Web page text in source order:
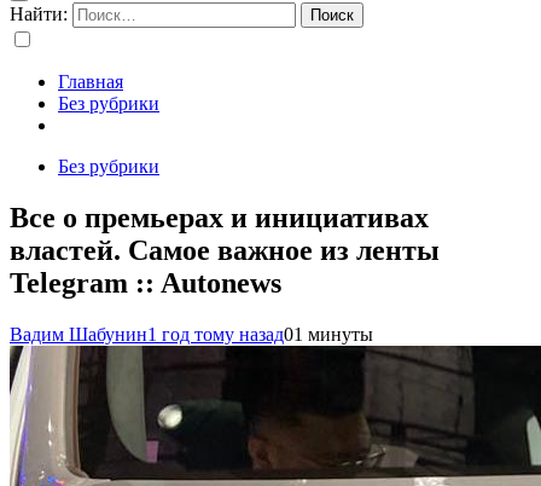
Найти:
Главная
Без рубрики
Без рубрики
Все о премьерах и инициативах
властей. Самое важное из ленты
Telegram :: Autonews
Вадим Шабунин1 год тому назад01 минуты